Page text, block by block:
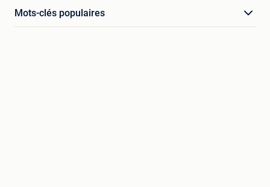
Mots-clés populaires